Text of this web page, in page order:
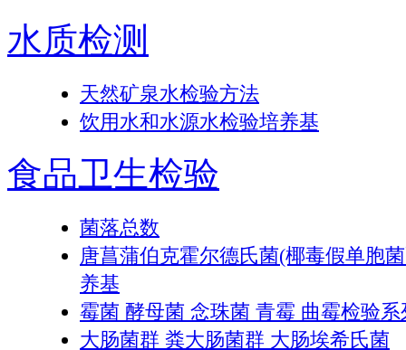
水质检测
天然矿泉水检验方法
饮用水和水源水检验培养基
食品卫生检验
菌落总数
唐菖蒲伯克霍尔德氏菌(椰毒假单胞
养基
霉菌 酵母菌 念珠菌 青霉 曲霉检验系
大肠菌群 粪大肠菌群 大肠埃希氏菌